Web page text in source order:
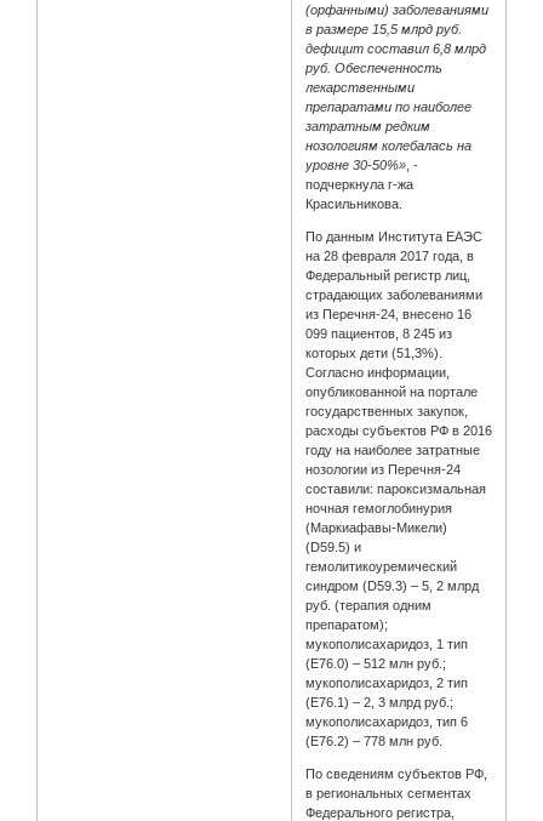
(орфанными) заболеваниями
в размере 15,5 млрд руб.
дефицит составил 6,8 млрд
руб. Обеспеченность
лекарственными
препаратами по наиболее
затратным редким
нозологиям колебалась на
уровне 30-50%» , -
подчеркнула г-жа
Красильникова.
По данным Института ЕАЭС
на 28 февраля 2017 года, в
Федеральный регистр лиц,
страдающих заболеваниями
из Перечня-24, внесено 16
099 пациентов, 8 245 из
которых дети (51,3%).
Согласно информации,
опубликованной на портале
государственных закупок,
расходы субъектов РФ в 2016
году на наиболее затратные
нозологии из Перечня-24
составили: пароксизмальная
ночная гемоглобинурия
(Маркиафавы-Микели)
(D59.5) и
гемолитикоуремический
синдром (D59.3) – 5, 2 млрд
руб. (терапия одним
препаратом);
мукополисахаридоз, 1 тип
(Е76.0) – 512 млн руб.;
мукополисахаридоз, 2 тип
(Е76.1) – 2, 3 млрд руб.;
мукополисахаридоз, тип 6
(Е76.2) – 778 млн руб.
По сведениям субъектов РФ,
в региональных сегментах
Федерального регистра,